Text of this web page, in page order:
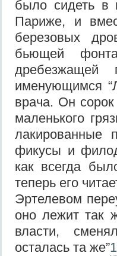
было сидеть в
Париже, и
березовых
бьющей
именующимся
врача. Он
маленького
лакированные
фикусы и
как всегда
теперь его
Эртелевом
оно лежит так
власти,
осталась та же”